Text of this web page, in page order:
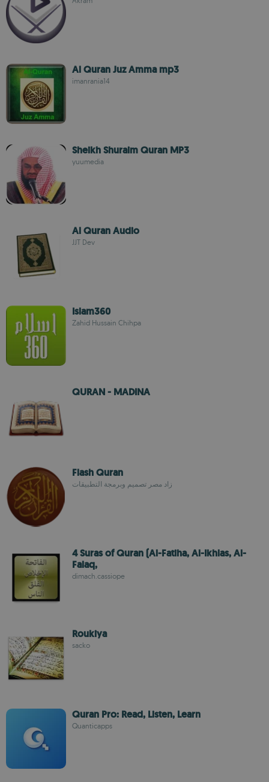
Al Quran Juz Amma mp3
imanrania14
Sheikh Shuraim Quran MP3
yuumedia
Al Quran Audio
JJT Dev
Islam360
Zahid Hussain Chihpa
QURAN - MADINA
Flash Quran
زاد مصر تصميم وبرمجة التطبيقات
4 Suras of Quran (Al-Fatiha, Al-Ikhlas, Al-
Falaq,
dimach.cassiope
Roukiya
sacko
Quran Pro: Read, Listen, Learn
Quanticapps